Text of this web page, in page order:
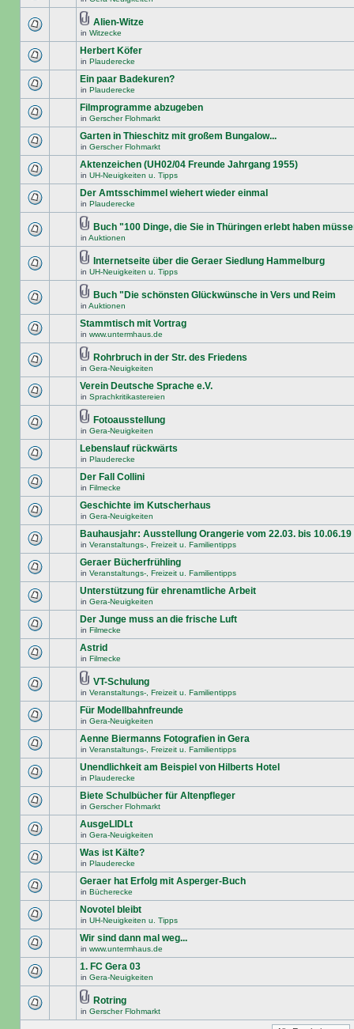
Alien-Witze
in Witzecke
Herbert Köfer
in Plauderecke
Ein paar Badekuren?
in Plauderecke
Filmprogramme abzugeben
in Gerscher Flohmarkt
Garten in Thieschitz mit großem Bungalow...
in Gerscher Flohmarkt
Aktenzeichen (UH02/04 Freunde Jahrgang 1955)
in UH-Neuigkeiten u. Tipps
Der Amtsschimmel wiehert wieder einmal
in Plauderecke
Buch "100 Dinge, die Sie in Thüringen erlebt haben
in Auktionen
Internetseite über die Geraer Siedlung Hammelburg
in UH-Neuigkeiten u. Tipps
Buch "Die schönsten Glückwünsche in Vers und Reim
in Auktionen
Stammtisch mit Vortrag
in www.untermhaus.de
Rohrbruch in der Str. des Friedens
in Gera-Neuigkeiten
Verein Deutsche Sprache e.V.
in Sprachkritikastereien
Fotoausstellung
in Gera-Neuigkeiten
Lebenslauf rückwärts
in Plauderecke
Der Fall Collini
in Filmecke
Geschichte im Kutscherhaus
in Gera-Neuigkeiten
Bauhausjahr: Ausstellung Orangerie vom 22.03. bis 10.06.19
in Veranstaltungs-, Freizeit u. Familientipps
Geraer Bücherfrühling
in Veranstaltungs-, Freizeit u. Familientipps
Unterstützung für ehrenamtliche Arbeit
in Gera-Neuigkeiten
Der Junge muss an die frische Luft
in Filmecke
Astrid
in Filmecke
VT-Schulung
in Veranstaltungs-, Freizeit u. Familientipps
Für Modellbahnfreunde
in Gera-Neuigkeiten
Aenne Biermanns Fotografien in Gera
in Veranstaltungs-, Freizeit u. Familientipps
Unendlichkeit am Beispiel von Hilberts Hotel
in Plauderecke
Biete Schulbücher für Altenpfleger
in Gerscher Flohmarkt
AusgeLIDLt
in Gera-Neuigkeiten
Was ist Kälte?
in Plauderecke
Geraer hat Erfolg mit Asperger-Buch
in Bücherecke
Novotel bleibt
in UH-Neuigkeiten u. Tipps
Wir sind dann mal weg...
in www.untermhaus.de
1. FC Gera 03
in Gera-Neuigkeiten
Rotring
in Gerscher Flohmarkt